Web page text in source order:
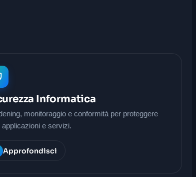
Informatica
monitoraggio e conformità per proteggere
applicazioni e servizi.
Approfondisci